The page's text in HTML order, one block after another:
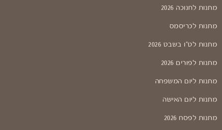
מתנות לחנוכה 2026
מתנות לכריסמס
מתנות לט"ו בשבט 2026
מתנות לפורים 2026
מתנות ליום המשפחה
מתנות ליום האישה
מתנות לפסח 2026